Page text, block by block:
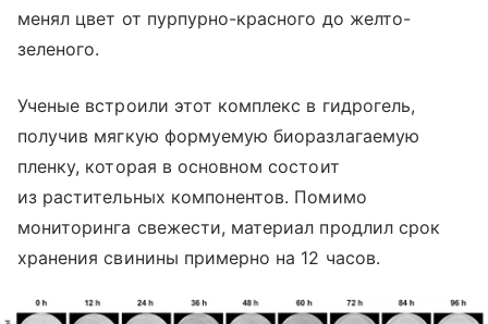
менял цвет от пурпурно-красного до желто-
зеленого.
Ученые встроили этот комплекс в гидрогель,
получив мягкую формуемую биоразлагаемую
пленку, которая в основном состоит
из растительных компонентов. Помимо
мониторинга свежести, материал продлил срок
хранения свинины примерно на 12 часов.